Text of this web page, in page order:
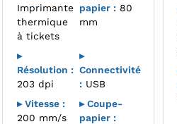
Imprimante
thermique
à tickets
papier :80
mm
▸
Résolution :
203 dpi
▸
Connectivité
:USB
▸ Vitesse :
200 mm/s
▸ Coupe-
papier :